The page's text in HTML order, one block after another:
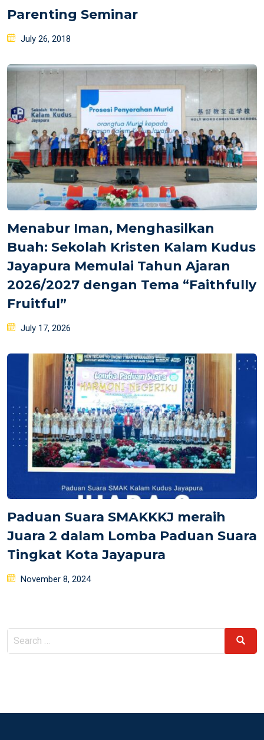
Parenting Seminar
Posted
July 26, 2018
Menabur Iman, Menghasilkan
Buah: Sekolah Kristen Kalam Kudus
Jayapura Memulai Tahun Ajaran
2026/2027 dengan Tema “Faithfully
Fruitful”
Posted
July 17, 2026
Paduan Suara SMAKKKJ meraih
Juara 2 dalam Lomba Paduan Suara
Tingkat Kota Jayapura
Posted
November 8, 2024
Search
Search